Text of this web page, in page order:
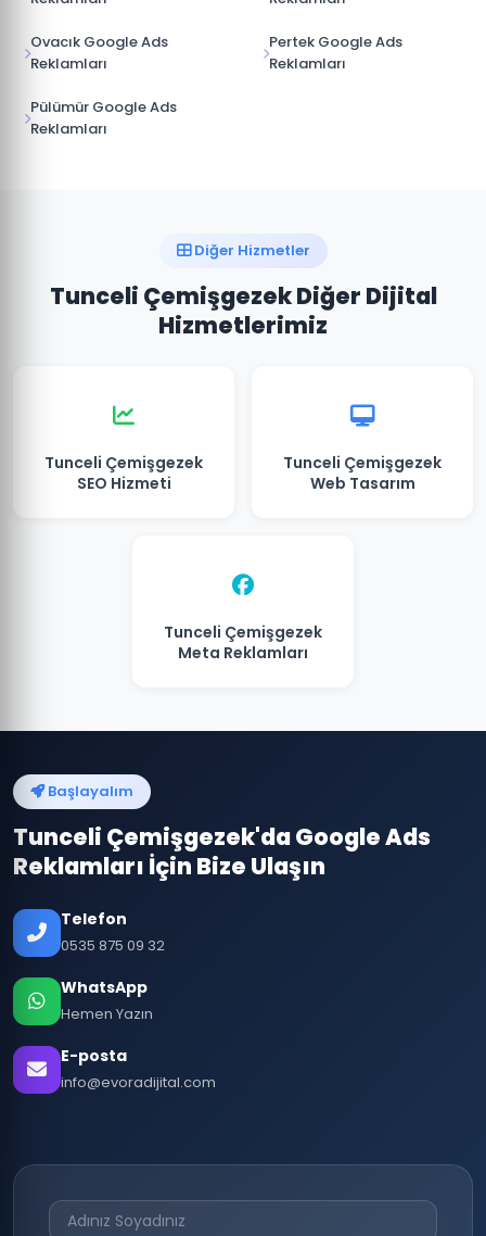
Ovacık Google Ads
Reklamları
Pertek Google Ads
Reklamları
Pülümür Google Ads
Reklamları
Diğer Hizmetler
Tunceli Çemişgezek Diğer Dijital
Hizmetlerimiz
Tunceli Çemişgezek
SEO Hizmeti
Tunceli Çemişgezek
Web Tasarım
Tunceli Çemişgezek
Meta Reklamları
Başlayalım
Tunceli Çemişgezek'da Google Ads
Reklamları İçin Bize Ulaşın
Telefon
0535 875 09 32
WhatsApp
Hemen Yazın
E-posta
info@evoradijital.com